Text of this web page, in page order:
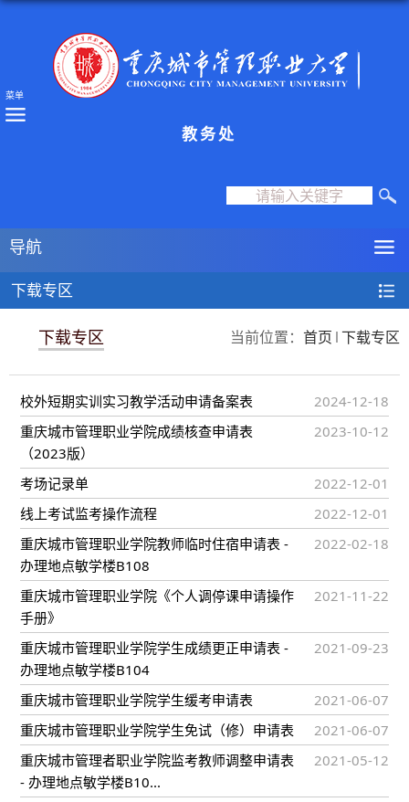
菜单
教务处
导航
下载专区
当前位置： 首页 下载专区
下载专区
校外短期实训实习教学活动申请备案表
2024-12-18
重庆城市管理职业学院成绩核查申请表
（2023版）
2023-10-12
考场记录单
2022-12-01
线上考试监考操作流程
2022-12-01
重庆城市管理职业学院教师临时住宿申请表 -
办理地点敏学楼B108
2022-02-18
重庆城市管理职业学院《个人调停课申请操作
手册》
2021-11-22
重庆城市管理职业学院学生成绩更正申请表 -
办理地点敏学楼B104
2021-09-23
重庆城市管理职业学院学生缓考申请表
2021-06-07
重庆城市管理职业学院学生免试（修）申请表
2021-06-07
重庆城市管理者职业学院监考教师调整申请表
- 办理地点敏学楼B10...
2021-05-12